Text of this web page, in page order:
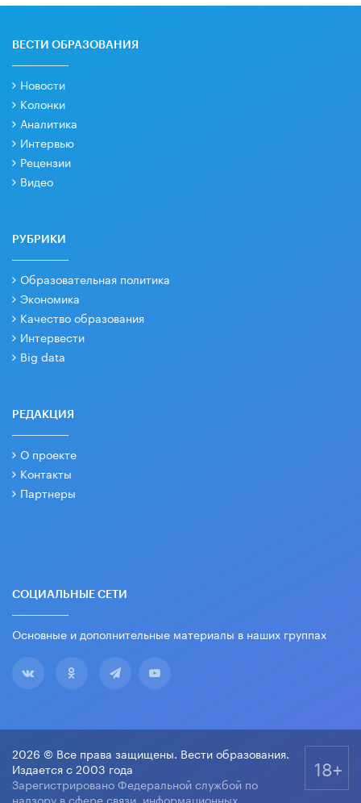
ВЕСТИ ОБРАЗОВАНИЯ
Новости
Колонки
Аналитика
Интервью
Рецензии
Видео
РУБРИКИ
Образовательная политика
Экономика
Качество образования
Интервести
Big data
РЕДАКЦИЯ
О проекте
Контакты
Партнеры
СОЦИАЛЬНЫЕ СЕТИ
Основные и дополнительные материалы в наших группах
2026 © Все права защищены. Вести образования.
Издается с 2003 года
Зарегистрировано Федеральной службой по
надзору в сфере связи, информационных
18+